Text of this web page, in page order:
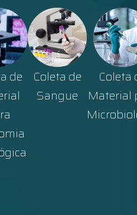
de
Coleta de
Sangue
Coleta
Material